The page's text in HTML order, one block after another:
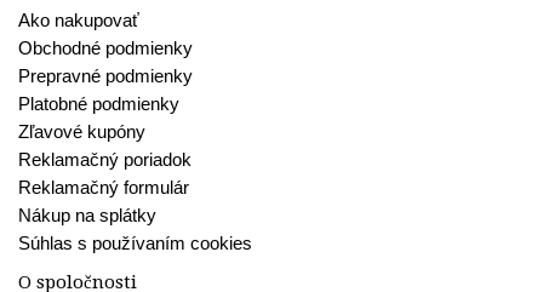
Ako nakupovať
Obchodné podmienky
Prepravné podmienky
Platobné podmienky
Zľavové kupóny
Reklamačný poriadok
Reklamačný formulár
Nákup na splátky
Súhlas s používaním cookies
O spoločnosti